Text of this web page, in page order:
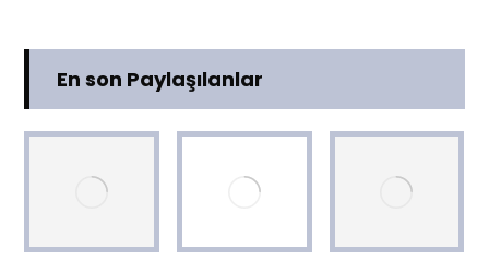
En son Paylaşılanlar